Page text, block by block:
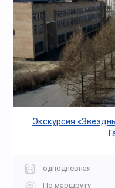
Экскурсия
однодневная
По маршруту